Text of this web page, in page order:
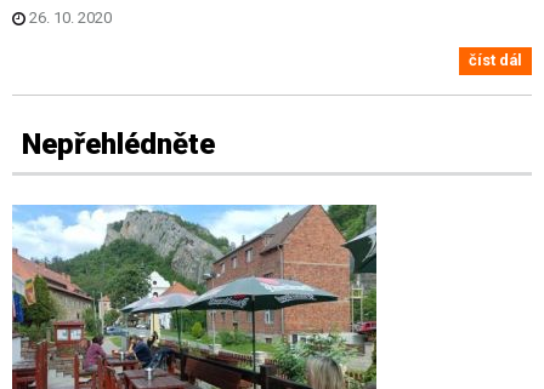
26. 10. 2020
číst dál
Nepřehlédněte